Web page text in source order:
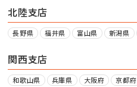
北陸支店
長野県 福井県 富山県 新潟県
関西支店
和歌山県 兵庫県 大阪府 京都府